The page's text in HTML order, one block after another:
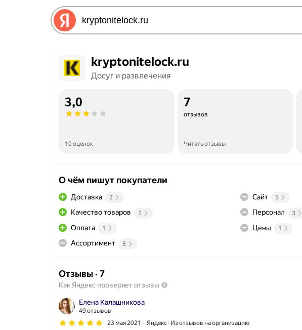
kryptonitelock.ru
Досуг и развлечения
3,0
10 оценок
7
отзывов
Читать отзывы
О чём пишут покупатели
Доставка 2
Качество товаров 1
Оплата 1
Ассортимент 5
Сайт 5
Персонал 3
Цены 1
Отзывы· 7
Как Яндекс проверяет отзывы
Елена Калашникова
49 отзывов
23 мая 2021
Яндекс · Из отзывов на организацию